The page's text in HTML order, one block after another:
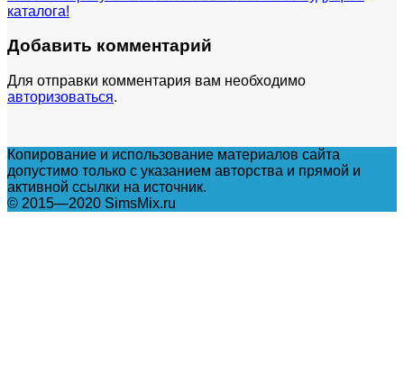
каталога!
Добавить комментарий
Для отправки комментария вам необходимо
авторизоваться.
Копирование и использование материалов сайта
допустимо только с указанием авторства и прямой и
активной ссылки на источник.
© 2015—2020 SimsMix.ru